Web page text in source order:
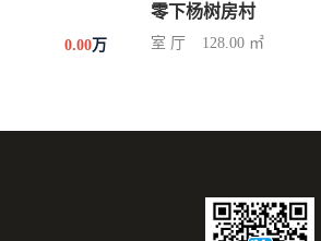
0.00万
零下杨树房村
室 厅 128.00 ㎡